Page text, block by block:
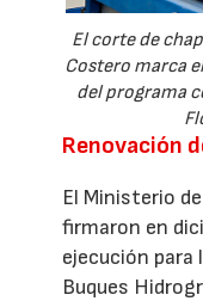
El corte de
Costero marca
del programa
Renovación
El Ministerio
firmaron en
ejecución
Buques